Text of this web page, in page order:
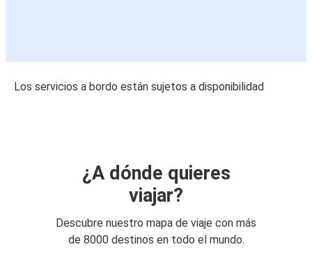
Los servicios a bordo están sujetos a disponibilidad
¿A dónde quieres
viajar?
Descubre nuestro mapa de viaje con más
de 8000 destinos en todo el mundo.